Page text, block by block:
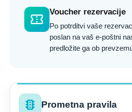
confirmation_number
Voucher rezervacije
Po potrditvi vaše
poslan na vaš e-poštni
predložite ga ob
traffic Prometna pravila